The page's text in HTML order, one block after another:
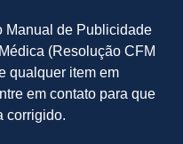
Manual de Publicidade
(Resolução CFM
qualquer item em
em contato para que
corrigido.